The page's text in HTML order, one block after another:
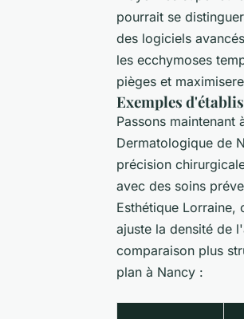
pourrait se
des logiciels
les ecchymoses
pièges et
Exemples
Passons
Dermatologique de
précision
avec des soins
Esthétique Lorraine,
ajuste la densité de
comparaison plus
plan à Nancy :